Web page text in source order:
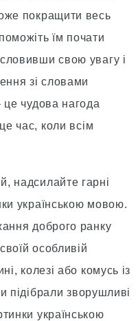
покращити весь
їм почати
свою увагу і
зі словами
чудова нагода
час, коли всім
надсилайте гарні
українською мовою.
доброго ранку
особливій
колезі або комусь із
підібрали зворушливі
українською